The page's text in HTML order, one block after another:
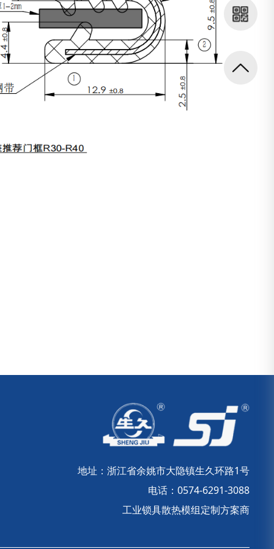
地址：浙江省余姚市大隐镇生久环路1号
电话：0574-6291-3088
工业锁具散热模组定制方案商